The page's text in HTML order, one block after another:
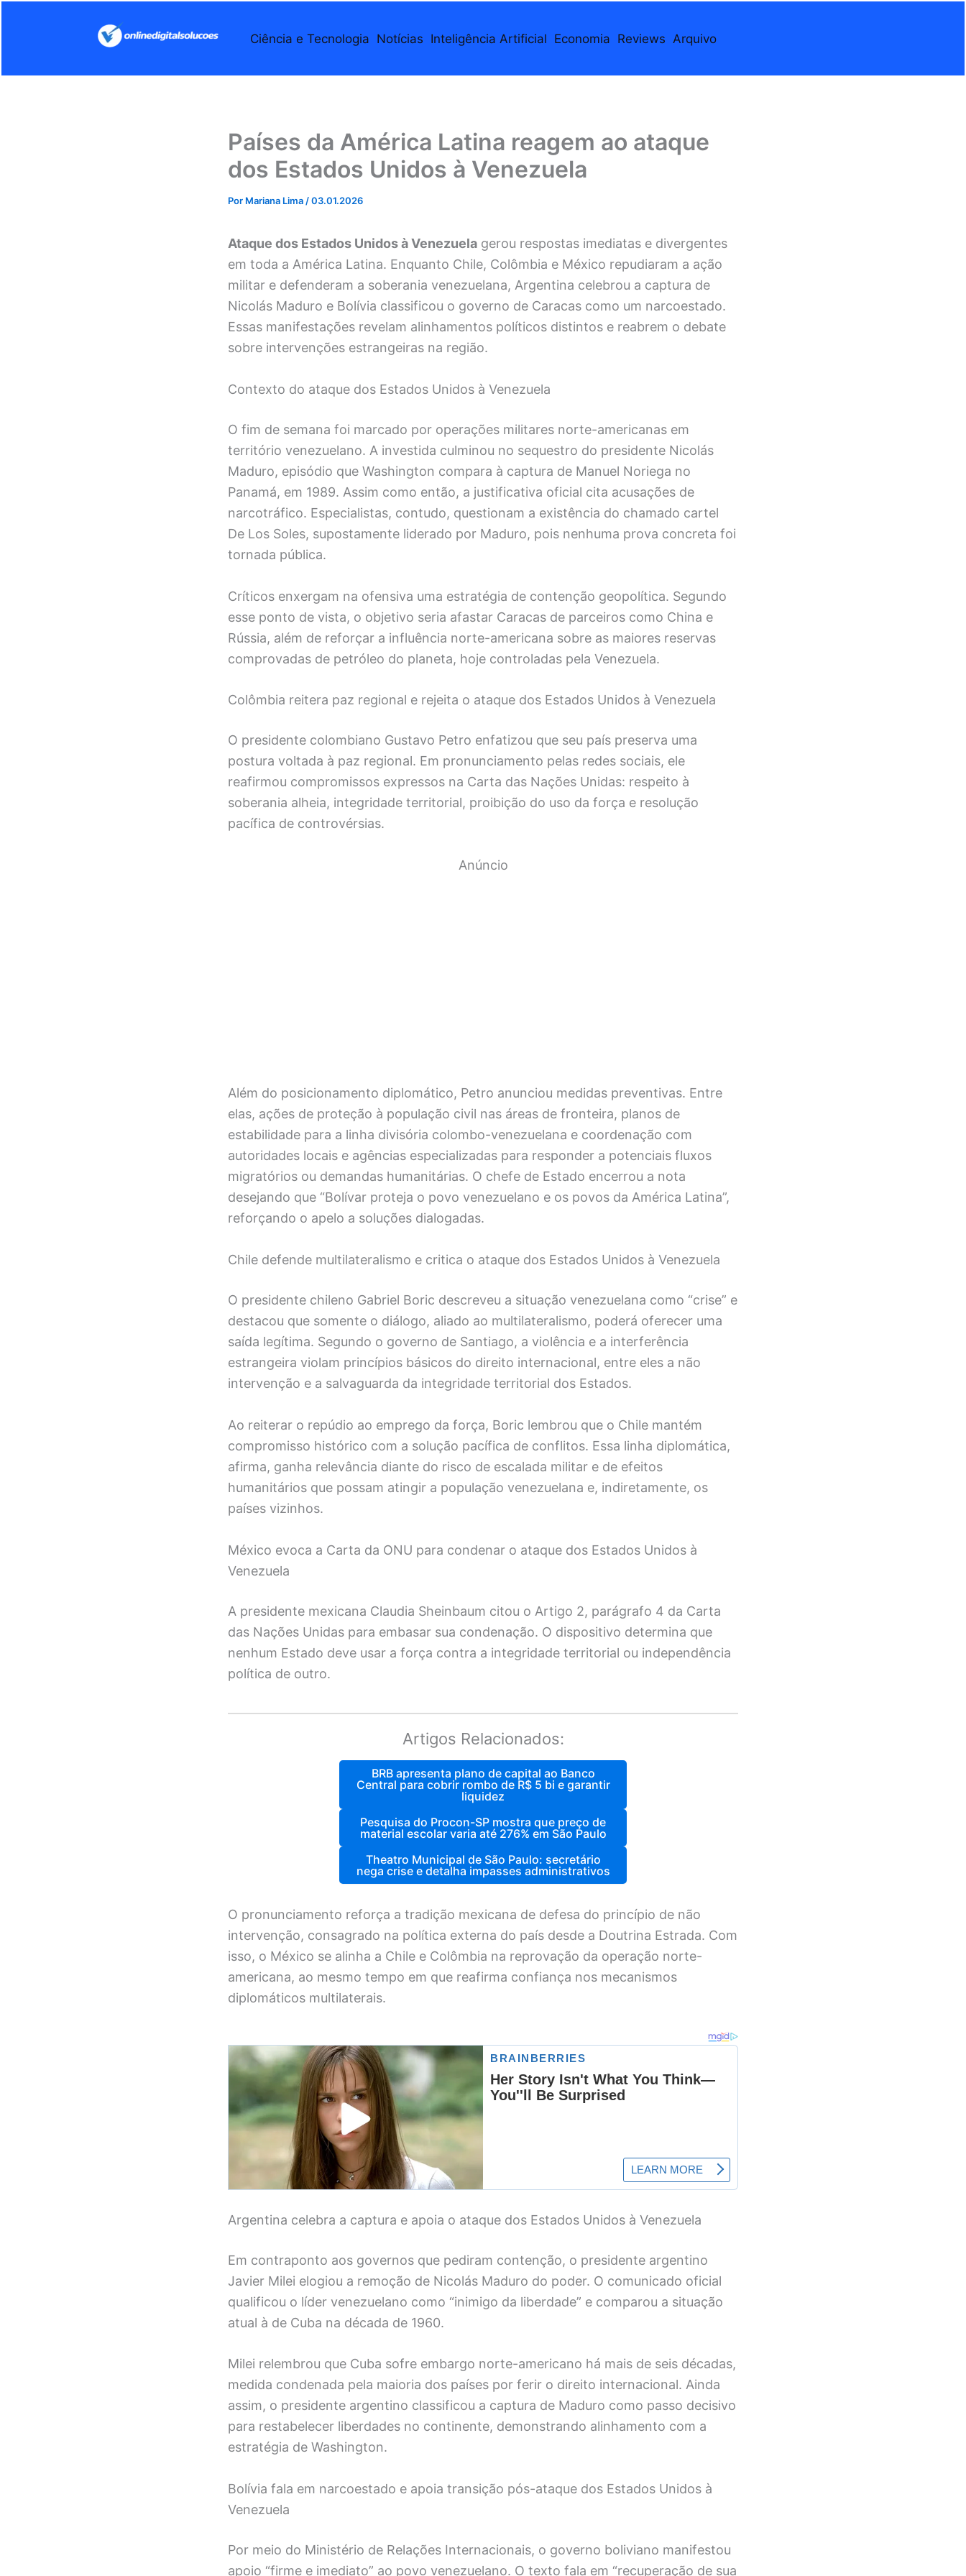
conteúdo
Ciência e Tecnologia Notícias Inteligência Artificial Economia Reviews Arquivo
Países da América Latina reagem ao ataque
dos Estados Unidos à Venezuela
Por Mariana Lima /03.01.2026
Ataque dos Estados Unidos à Venezuela gerou respostas imediatas e divergentes
em toda a América Latina. Enquanto Chile, Colômbia e México repudiaram a ação
militar e defenderam a soberania venezuelana, Argentina celebrou a captura de
Nicolás Maduro e Bolívia classificou o governo de Caracas como um narcoestado.
Essas manifestações revelam alinhamentos políticos distintos e reabrem o debate
sobre intervenções estrangeiras na região.
Contexto do ataque dos Estados Unidos à Venezuela
O fim de semana foi marcado por operações militares norte-americanas em
território venezuelano. A investida culminou no sequestro do presidente Nicolás
Maduro, episódio que Washington compara à captura de Manuel Noriega no
Panamá, em 1989. Assim como então, a justificativa oficial cita acusações de
narcotráfico. Especialistas, contudo, questionam a existência do chamado cartel
De Los Soles, supostamente liderado por Maduro, pois nenhuma prova concreta foi
tornada pública.
Críticos enxergam na ofensiva uma estratégia de contenção geopolítica. Segundo
esse ponto de vista, o objetivo seria afastar Caracas de parceiros como China e
Rússia, além de reforçar a influência norte-americana sobre as maiores reservas
comprovadas de petróleo do planeta, hoje controladas pela Venezuela.
Colômbia reitera paz regional e rejeita o ataque dos Estados Unidos à Venezuela
O presidente colombiano Gustavo Petro enfatizou que seu país preserva uma
postura voltada à paz regional. Em pronunciamento pelas redes sociais, ele
reafirmou compromissos expressos na Carta das Nações Unidas: respeito à
soberania alheia, integridade territorial, proibição do uso da força e resolução
pacífica de controvérsias.
Anúncio
Além do posicionamento diplomático, Petro anunciou medidas preventivas. Entre
elas, ações de proteção à população civil nas áreas de fronteira, planos de
estabilidade para a linha divisória colombo-venezuelana e coordenação com
autoridades locais e agências especializadas para responder a potenciais fluxos
migratórios ou demandas humanitárias. O chefe de Estado encerrou a nota
desejando que “Bolívar proteja o povo venezuelano e os povos da América Latina”,
reforçando o apelo a soluções dialogadas.
Chile defende multilateralismo e critica o ataque dos Estados Unidos à Venezuela
O presidente chileno Gabriel Boric descreveu a situação venezuelana como “crise” e
destacou que somente o diálogo, aliado ao multilateralismo, poderá oferecer uma
saída legítima. Segundo o governo de Santiago, a violência e a interferência
estrangeira violam princípios básicos do direito internacional, entre eles a não
intervenção e a salvaguarda da integridade territorial dos Estados.
Ao reiterar o repúdio ao emprego da força, Boric lembrou que o Chile mantém
compromisso histórico com a solução pacífica de conflitos. Essa linha diplomática,
afirma, ganha relevância diante do risco de escalada militar e de efeitos
humanitários que possam atingir a população venezuelana e, indiretamente, os
países vizinhos.
México evoca a Carta da ONU para condenar o ataque dos Estados Unidos à
Venezuela
A presidente mexicana Claudia Sheinbaum citou o Artigo 2, parágrafo 4 da Carta
das Nações Unidas para embasar sua condenação. O dispositivo determina que
nenhum Estado deve usar a força contra a integridade territorial ou independência
política de outro.
Artigos Relacionados:
BRB apresenta plano de capital ao Banco
Central para cobrir rombo de R$ 5 bi e garantir
liquidez
Pesquisa do Procon-SP mostra que preço de
material escolar varia até 276% em São Paulo
Theatro Municipal de São Paulo: secretário
nega crise e detalha impasses administrativos
O pronunciamento reforça a tradição mexicana de defesa do princípio de não
intervenção, consagrado na política externa do país desde a Doutrina Estrada. Com
isso, o México se alinha a Chile e Colômbia na reprovação da operação norte-
americana, ao mesmo tempo em que reafirma confiança nos mecanismos
diplomáticos multilaterais.
Argentina celebra a captura e apoia o ataque dos Estados Unidos à Venezuela
Em contraponto aos governos que pediram contenção, o presidente argentino
Javier Milei elogiou a remoção de Nicolás Maduro do poder. O comunicado oficial
qualificou o líder venezuelano como “inimigo da liberdade” e comparou a situação
atual à de Cuba na década de 1960.
Milei relembrou que Cuba sofre embargo norte-americano há mais de seis décadas,
medida condenada pela maioria dos países por ferir o direito internacional. Ainda
assim, o presidente argentino classificou a captura de Maduro como passo decisivo
para restabelecer liberdades no continente, demonstrando alinhamento com a
estratégia de Washington.
Bolívia fala em narcoestado e apoia transição pós-ataque dos Estados Unidos à
Venezuela
Por meio do Ministério de Relações Internacionais, o governo boliviano manifestou
apoio “firme e imediato” ao povo venezuelano. O texto fala em “recuperação de sua